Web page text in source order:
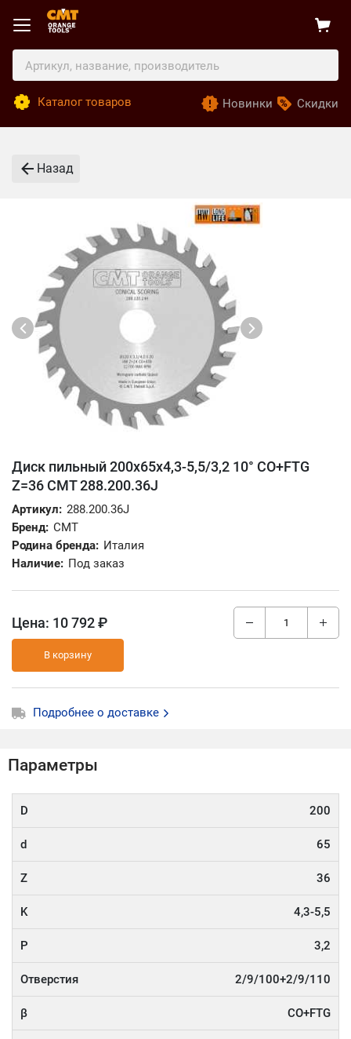
Каталог товаров Новинки Скидки
Назад
Диск пильный 200x65x4,3-5,5/3,2 10° CO+FTG
Z=36 CMT 288.200.36J
Артикул: 288.200.36J
Бренд: CMT
Родина бренда: Италия
Наличие: Под заказ
Цена: 10 792 ₽
В корзину
Подробнее о доставке
Параметры
D 200
d 65
Z 36
K 4,3-5,5
P 3,2
Отверстия 2/9/100+2/9/110
β CO+FTG